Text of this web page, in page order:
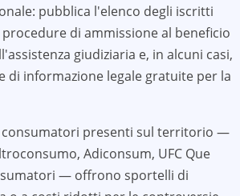
pubblica l'elenco degli iscritti
di ammissione al beneficio
giudiziaria e, in alcuni casi,
di informazione legale gratuite per la
consumatori presenti sul territorio —
Adiconsum, UFC Que
— offrono sportelli di